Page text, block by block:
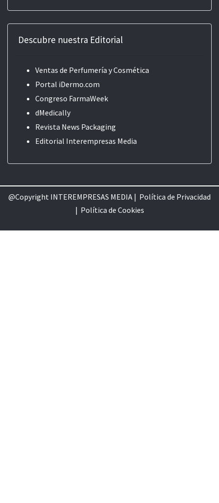
Descubre nuestra Editorial
Ventas de Perfumería y Cosmética
Portal iDermo.com
Congreso FarmaWeek
dMedically
Revista News Packaging
Editorial Interempresas Media
@Copyright INTEREMPRESAS MEDIA | Política de Privacidad
| Política de Cookies